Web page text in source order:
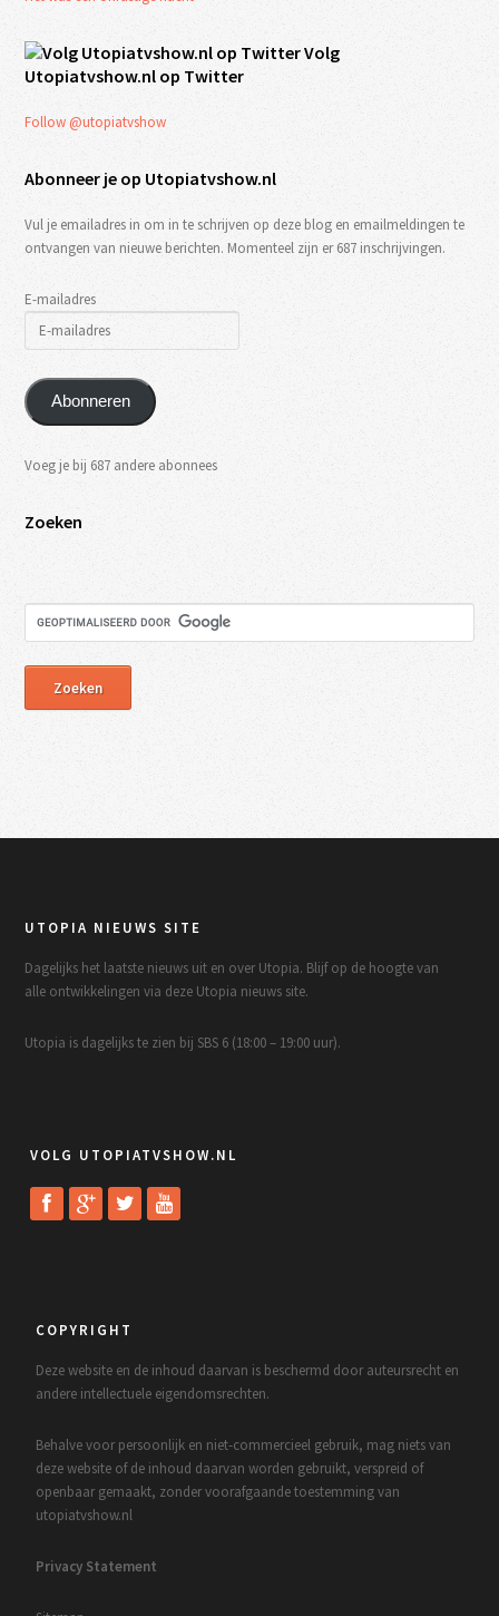
Volg
Utopiatvshow.nl op Twitter
Follow @utopiatvshow
Abonneer je op Utopiatvshow.nl
Vul je emailadres in om in te schrijven op deze blog en emailmeldingen te
ontvangen van nieuwe berichten. Momenteel zijn er 687 inschrijvingen.
E-mailadres
Abonneren
Voeg je bij 687 andere abonnees
Zoeken
UTOPIA NIEUWS SITE
Dagelijks het laatste nieuws uit en over Utopia. Blijf op de hoogte van
alle ontwikkelingen via deze Utopia nieuws site.
Utopia is dagelijks te zien bij SBS 6 (18:00 – 19:00 uur).
VOLG UTOPIATVSHOW.NL
COPYRIGHT
Deze website en de inhoud daarvan is beschermd door auteursrecht en
andere intellectuele eigendomsrechten.
Behalve voor persoonlijk en niet-commercieel gebruik, mag niets van
deze website of de inhoud daarvan worden gebruikt, verspreid of
openbaar gemaakt, zonder voorafgaande toestemming van
utopiatvshow.nl
Privacy Statement